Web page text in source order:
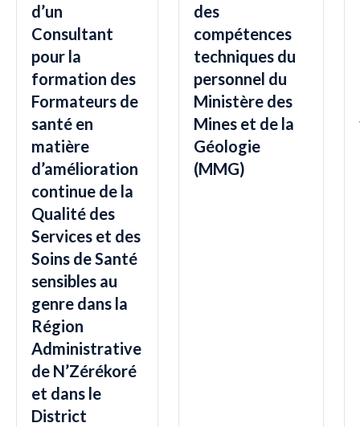
d’un
Consultant
pour la
formation des
Formateurs de
santé en
matière
d’amélioration
continue de la
Qualité des
Services et des
Soins de Santé
sensibles au
genre dans la
Région
Administrative
de N’Zérékoré
et dans le
District
des
compétences
techniques du
personnel du
Ministère des
Mines et de la
Géologie
(MMG)